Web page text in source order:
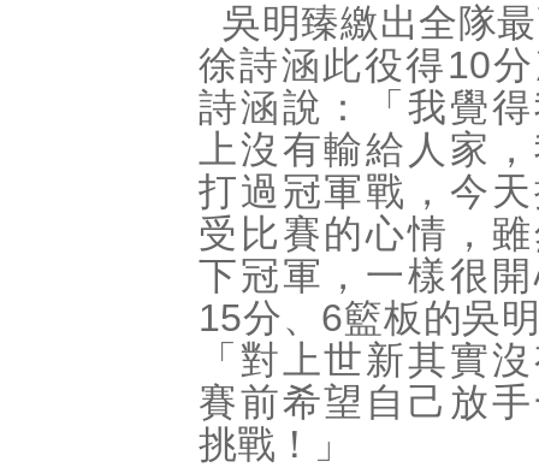
吳明臻繳出全隊
徐詩涵此役得10
詩涵說：「我覺
上沒有輸給人家
打過冠軍戰，今
受比賽的心情，
下冠軍，一樣很
15分、6籃板的吳
「對上世新其實
賽前希望自己放
挑戰！」